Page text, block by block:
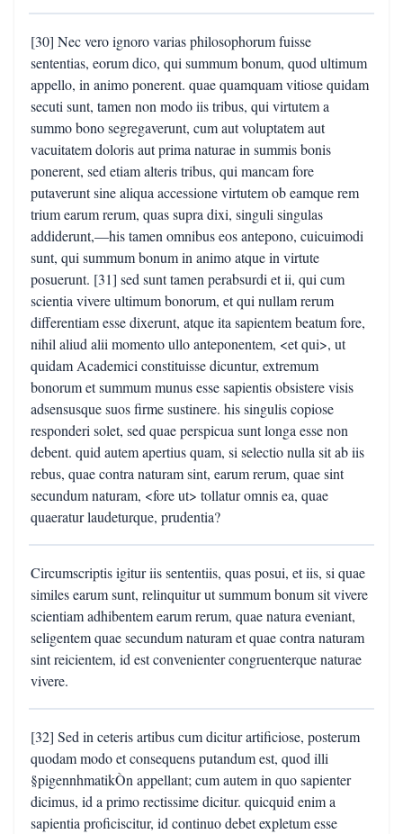
[30] Nec vero ignoro varias philosophorum fuisse
sententias, eorum dico, qui summum bonum, quod ultimum
appello, in animo ponerent. quae quamquam vitiose quidam
secuti sunt, tamen non modo iis tribus, qui virtutem a
summo bono segregaverunt, cum aut voluptatem aut
vacuitatem doloris aut prima naturae in summis bonis
ponerent, sed etiam alteris tribus, qui mancam fore
putaverunt sine aliqua accessione virtutem ob eamque rem
trium earum rerum, quas supra dixi, singuli singulas
addiderunt,—his tamen omnibus eos antepono, cuicuimodi
sunt, qui summum bonum in animo atque in virtute
posuerunt. [31] sed sunt tamen perabsurdi et ii, qui cum
scientia vivere ultimum bonorum, et qui nullam rerum
differentiam esse dixerunt, atque ita sapientem beatum fore,
nihil aliud alii momento ullo anteponentem, <et qui>, ut
quidam Academici constituisse dicuntur, extremum
bonorum et summum munus esse sapientis obsistere visis
adsensusque suos firme sustinere. his singulis copiose
responderi solet, sed quae perspicua sunt longa esse non
debent. quid autem apertius quam, si selectio nulla sit ab iis
rebus, quae contra naturam sint, earum rerum, quae sint
secundum naturam, <fore ut> tollatur omnis ea, quae
quaeratur laudeturque, prudentia?
Circumscriptis igitur iis sententiis, quas posui, et iis, si quae
similes earum sunt, relinquitur ut summum bonum sit vivere
scientiam adhibentem earum rerum, quae natura eveniant,
seligentem quae secundum naturam et quae contra naturam
sint reicientem, id est convenienter congruenterque naturae
vivere.
[32] Sed in ceteris artibus cum dicitur artificiose, posterum
quodam modo et consequens putandum est, quod illi
§pigennhmatikÒn appellant; cum autem in quo sapienter
dicimus, id a primo rectissime dicitur. quicquid enim a
sapientia proficiscitur, id continuo debet expletum esse